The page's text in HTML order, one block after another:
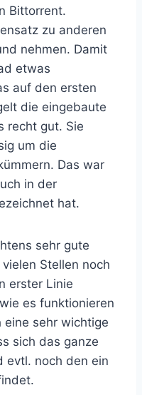
Bittorrent.
zu anderen
nehmen. Damit
etwas
auf den ersten
die eingebaute
recht gut. Sie
um die
Das war
in der
hat.
sehr gute
Stellen noch
erster Linie
es funktionieren
eine sehr wichtige
sich das ganze
evtl. noch den ein